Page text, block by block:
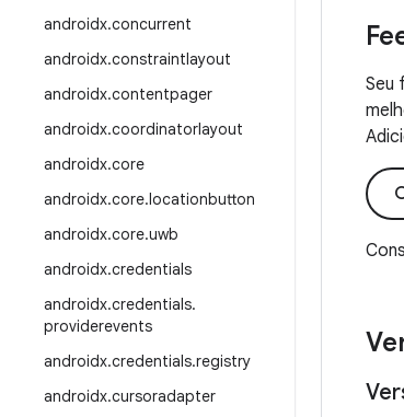
androidx.concurrent
androidx.constraintlayout
androidx.contentpager
androidx.coordinatorlayout
androidx.core
androidx.core.locationbutton
androidx.core.uwb
androidx.credentials
androidx.credentials.
providerevents
androidx.credentials.registry
androidx.cursoradapter
Seu